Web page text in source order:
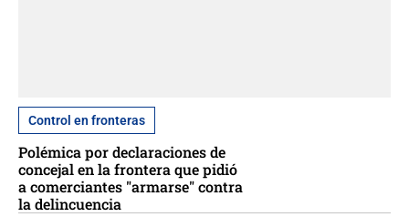
Control en fronteras
Polémica por declaraciones de
concejal en la frontera que pidió
a comerciantes "armarse" contra
la delincuencia